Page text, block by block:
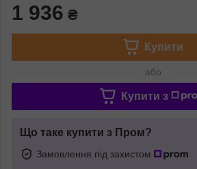
1 936 ₴
Купити
або
Купити з
Що таке купити з Пром?
Замовлення під захистом